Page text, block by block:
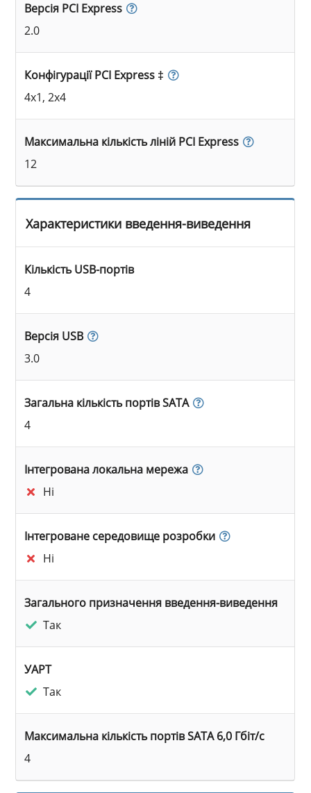
Версія PCI Express
2.0
Конфігурації PCI Express ‡
4x1, 2x4
Максимальна кількість ліній PCI Express
12
Характеристики введення-виведення
Кількість USB-портів
4
Версія USB
3.0
Загальна кількість портів SATA
4
Інтегрована локальна мережа
Ні
Інтегроване середовище розробки
Ні
Загального призначення введення-виведення
Так
УАРТ
Так
Максимальна кількість портів SATA 6,0 Гбіт/с
4